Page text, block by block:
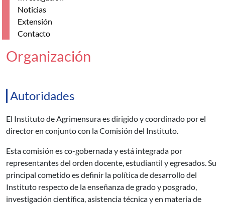
Noticias
Extensión
Contacto
Organización
Autoridades
El Instituto de Agrimensura es dirigido y coordinado por el
director en conjunto con la Comisión del Instituto.
Esta comisión es co-gobernada y está integrada por
representantes del orden docente, estudiantil y egresados. Su
principal cometido es definir la política de desarrollo del
Instituto respecto de la enseñanza de grado y posgrado,
investigación científica, asistencia técnica y en materia de